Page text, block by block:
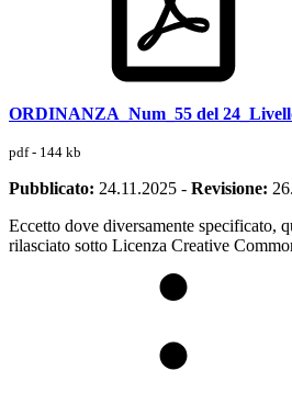
ORDINANZA_Num_55 del
pdf - 144 kb
Pubblicato: 24.11.2025 - Revisione:
Eccetto dove diversamente specificato,
rilasciato sotto Licenza Creative